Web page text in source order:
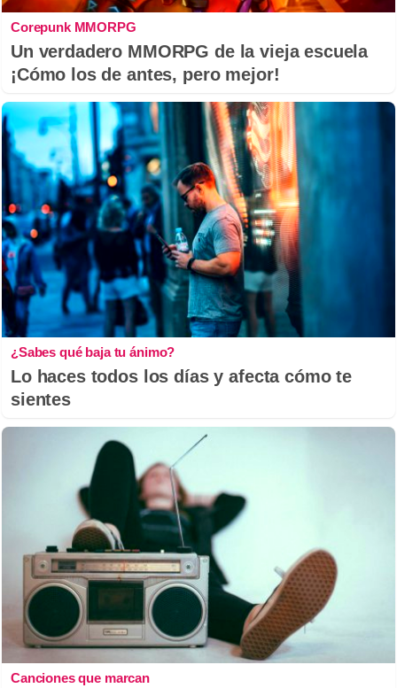
Corepunk MMORPG
Un verdadero MMORPG de la vieja escuela
¡Cómo los de antes, pero mejor!
¿Sabes qué baja tu ánimo?
Lo haces todos los días y afecta cómo te
sientes
Canciones que marcan